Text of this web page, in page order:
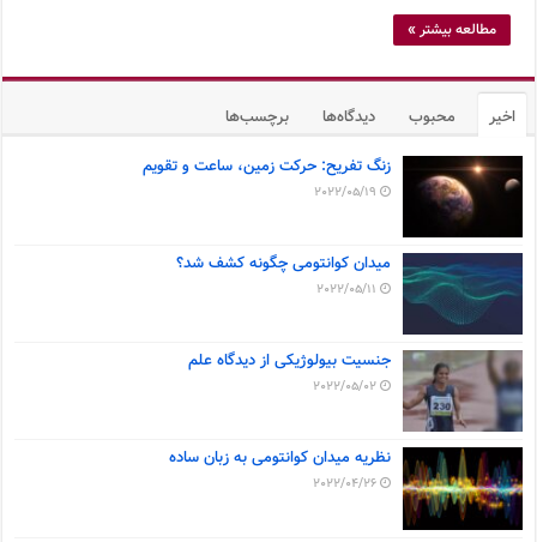
مطالعه بیشتر »
اخیر محبوب دیدگاه‌ها برچسب‌ها
زنگ تفریح: حرکت زمین، ساعت و تقویم
2022/05/19
میدان کوانتومی چگونه کشف شد؟
2022/05/11
جنسیت بیولوژیکی از دیدگاه علم
2022/05/02
نظریه میدان کوانتومی به زبان ساده
2022/04/26